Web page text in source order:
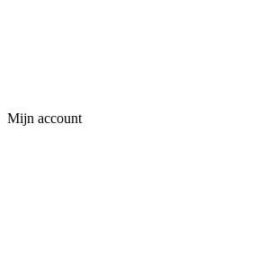
Mijn account